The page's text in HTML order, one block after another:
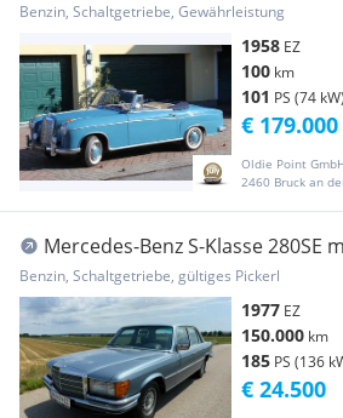
Cabriolet, vollrestauriert
Benzin, Schaltgetriebe, Gewährleistung
1958 EZ
100 km
101 PS (74 kW)
Oldie Point
2460 Bruck an
€ 179.000
Mercedes-Benz S-Klasse 280SE
Benzin, Schaltgetriebe, gültiges Pickerl
1977 EZ
150.000 km
185 PS (136
€ 24.500